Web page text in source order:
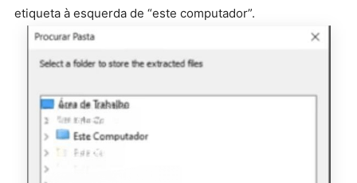
etiqueta à esquerda de “este computador”.